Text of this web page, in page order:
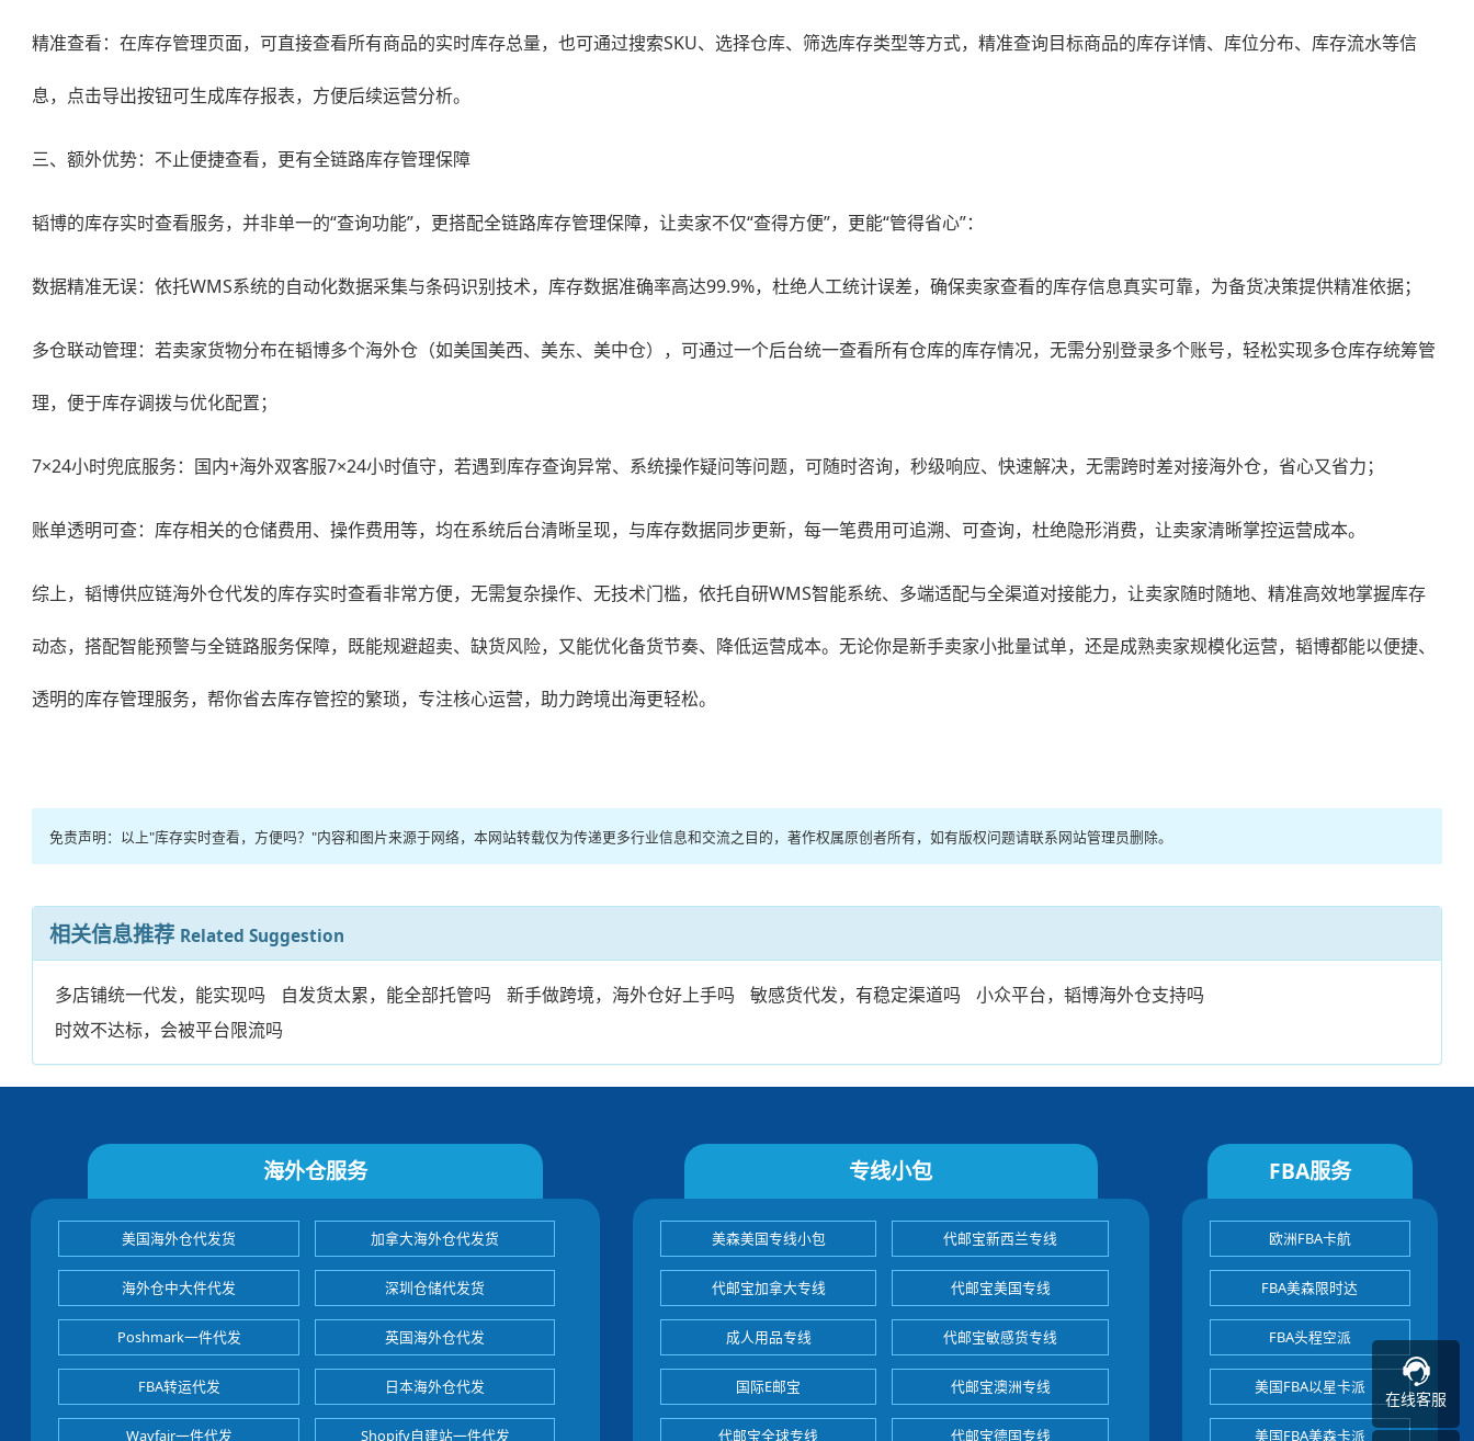
精准查看：在库存管理页面，可直接查看所有商品的实时库存总量，也可通过搜索SKU、选择仓库、筛选库存类型等方式，精准查询目标商品的库存详情、库位分布、库存流水等信
息，点击导出按钮可生成库存报表，方便后续运营分析。
三、额外优势：不止便捷查看，更有全链路库存管理保障
韬博的库存实时查看服务，并非单一的“查询功能”，更搭配全链路库存管理保障，让卖家不仅“查得方便”，更能“管得省心”：
数据精准无误：依托WMS系统的自动化数据采集与条码识别技术，库存数据准确率高达99.9%，杜绝人工统计误差，确保卖家查看的库存信息真实可靠，为备货决策提供精准依据；
多仓联动管理：若卖家货物分布在韬博多个海外仓（如美国美西、美东、美中仓），可通过一个后台统一查看所有仓库的库存情况，无需分别登录多个账号，轻松实现多仓库存统筹管
理，便于库存调拨与优化配置；
7×24小时兜底服务：国内+海外双客服7×24小时值守，若遇到库存查询异常、系统操作疑问等问题，可随时咨询，秒级响应、快速解决，无需跨时差对接海外仓，省心又省力；
账单透明可查：库存相关的仓储费用、操作费用等，均在系统后台清晰呈现，与库存数据同步更新，每一笔费用可追溯、可查询，杜绝隐形消费，让卖家清晰掌控运营成本。
综上，韬博供应链海外仓代发的库存实时查看非常方便，无需复杂操作、无技术门槛，依托自研WMS智能系统、多端适配与全渠道对接能力，让卖家随时随地、精准高效地掌握库存
动态，搭配智能预警与全链路服务保障，既能规避超卖、缺货风险，又能优化备货节奏、降低运营成本。无论你是新手卖家小批量试单，还是成熟卖家规模化运营，韬博都能以便捷、
透明的库存管理服务，帮你省去库存管控的繁琐，专注核心运营，助力跨境出海更轻松。
免责声明：以上"库存实时查看，方便吗？"内容和图片来源于网络，本网站转载仅为传递更多行业信息和交流之目的，著作权属原创者所有，如有版权问题请联系网站管理员删除。
相关信息推荐 Related Suggestion
多店铺统一代发，能实现吗 自发货太累，能全部托管吗 新手做跨境，海外仓好上手吗 敏感货代发，有稳定渠道吗
小众平台，韬博海外仓支持吗
时效不达标，会被平台限流吗
海外仓服务
美国海外仓代发货 加拿大海外仓代发货
海外仓中大件代发 深圳仓储代发货
Poshmark一件代发 英国海外仓代发
FBA转运代发 日本海外仓代发
Wayfair一件代发 Shopify自建站一件代发
专线小包
美森美国专线小包 代邮宝新西兰专线
代邮宝加拿大专线 代邮宝美国专线
成人用品专线 代邮宝敏感货专线
国际E邮宝 代邮宝澳洲专线
代邮宝全球专线 代邮宝德国专线
FBA服务
欧洲FBA卡航
FBA美森限时达
FBA头程空派
美国FBA以星卡派
美国FBA美森卡派
在线客服